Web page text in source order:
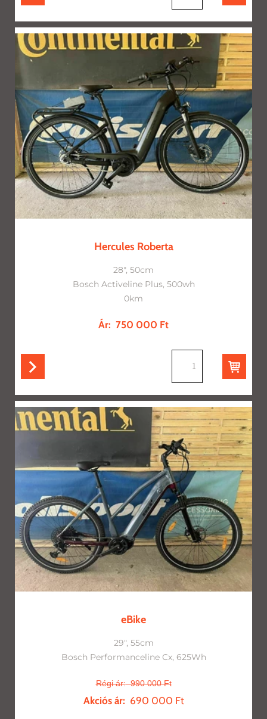
Hercules Roberta
28", 50cm
Bosch Activeline Plus, 500wh
0km
Ár: 750 000 Ft
eBike
29", 55cm
Bosch Performanceline Cx, 625Wh
Régi ár:990 000 Ft
Akciós ár: 690 000 Ft